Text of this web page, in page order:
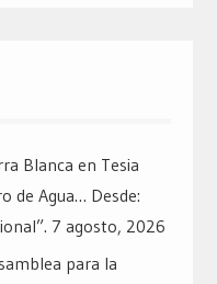
Blanca en Tesia
de Agua… Desde:
7 agosto, 2026
para la